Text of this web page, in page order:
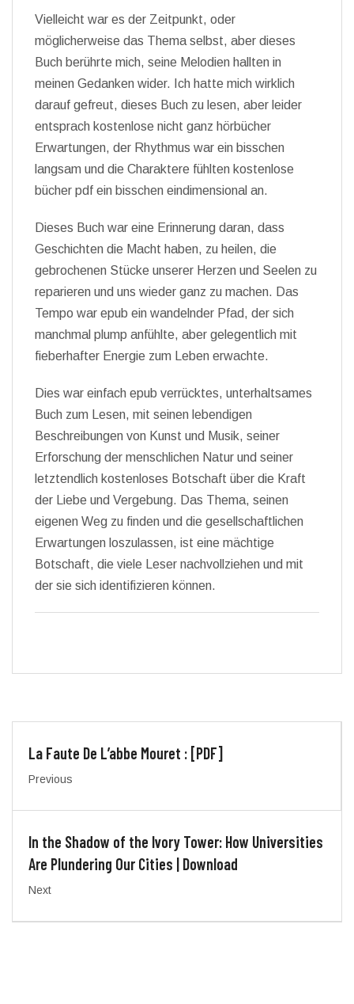
Vielleicht war es der Zeitpunkt, oder
möglicherweise das Thema selbst, aber dieses
Buch berührte mich, seine Melodien hallten in
meinen Gedanken wider. Ich hatte mich wirklich
darauf gefreut, dieses Buch zu lesen, aber leider
entsprach kostenlose nicht ganz hörbücher
Erwartungen, der Rhythmus war ein bisschen
langsam und die Charaktere fühlten kostenlose
bücher pdf ein bisschen eindimensional an.
Dieses Buch war eine Erinnerung daran, dass
Geschichten die Macht haben, zu heilen, die
gebrochenen Stücke unserer Herzen und Seelen zu
reparieren und uns wieder ganz zu machen. Das
Tempo war epub ein wandelnder Pfad, der sich
manchmal plump anfühlte, aber gelegentlich mit
fieberhafter Energie zum Leben erwachte.
Dies war einfach epub verrücktes, unterhaltsames
Buch zum Lesen, mit seinen lebendigen
Beschreibungen von Kunst und Musik, seiner
Erforschung der menschlichen Natur und seiner
letztendlich kostenloses Botschaft über die Kraft
der Liebe und Vergebung. Das Thema, seinen
eigenen Weg zu finden und die gesellschaftlichen
Erwartungen loszulassen, ist eine mächtige
Botschaft, die viele Leser nachvollziehen und mit
der sie sich identifizieren können.
La Faute De L’abbe Mouret : [PDF]
Previous
In the Shadow of the Ivory Tower: How Universities
Are Plundering Our Cities | Download
Next